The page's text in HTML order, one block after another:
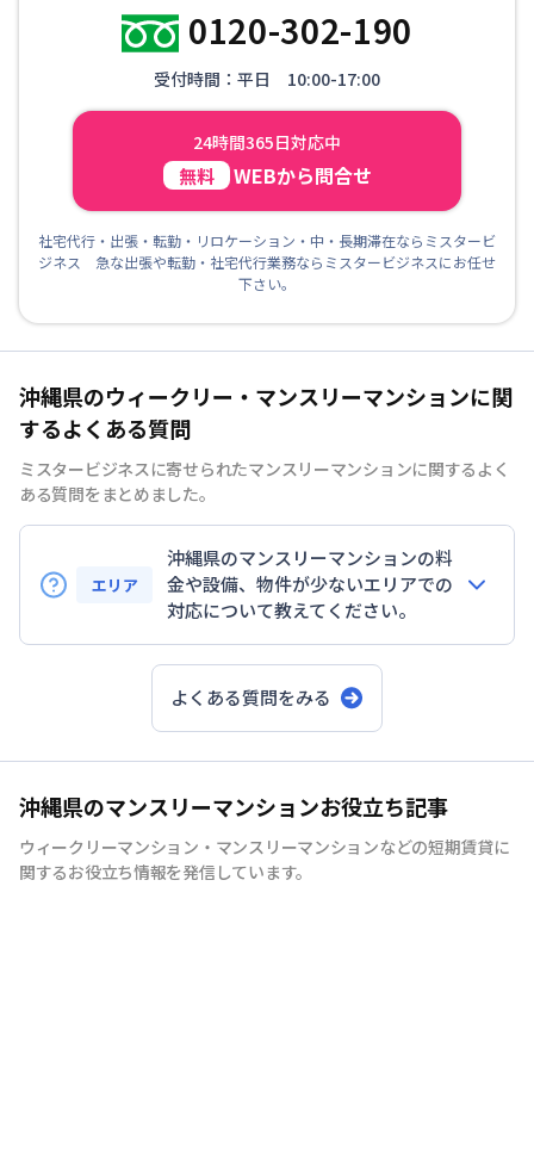
0120-302-190
受付時間：平日 10:00-17:00
24時間365日対応中
無料 WEBから問合せ
社宅代行・出張・転勤・リロケーション・中・長期滞在ならミスタービ
ジネス 急な出張や転勤・社宅代行業務ならミスタービジネスにお任せ
下さい。
沖縄県のウィークリー・マンスリーマンションに関
するよくある質問
ミスタービジネスに寄せられたマンスリーマンションに関するよく
ある質問をまとめました。
エリア
沖縄県のマンスリーマンションの料
金や設備、物件が少ないエリアでの
対応について教えてください。
月額およそ9万
円〜13万円前後
家具・家電付き・インターネット無料・エアコン完
ご希望条件に応じてお部屋を
よくある質問をみる
沖縄県のマンスリーマンションお役立ち記事
ウィークリーマンション・マンスリーマンションなどの短期賃貸に
関するお役立ち情報を発信しています。